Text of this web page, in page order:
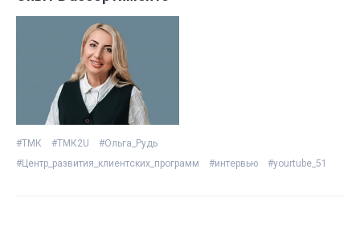
#ТМК #ТМК2U
#Ольга_Рудь
#Центр_развития_клиентских_программ
#интервью #yourtube_51